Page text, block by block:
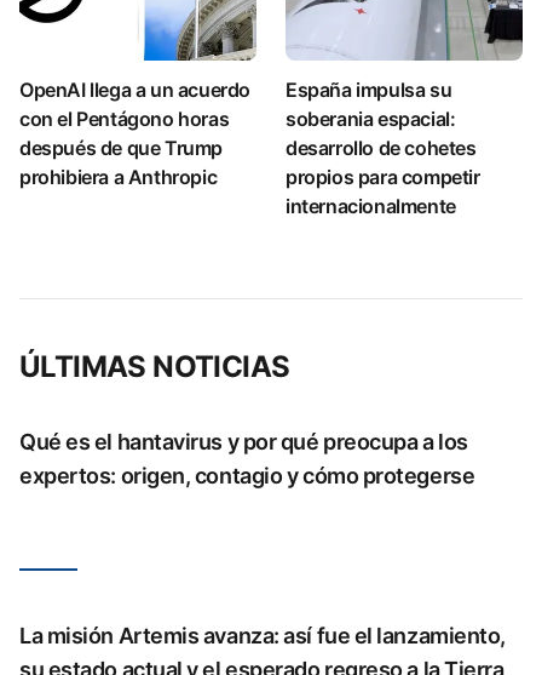
OpenAI llega a un acuerdo
con el Pentágono horas
después de que Trump
prohibiera a Anthropic
España impulsa su
soberania espacial:
desarrollo de cohetes
propios para competir
internacionalmente
ÚLTIMAS NOTICIAS
Qué es el hantavirus y por qué preocupa a los
expertos: origen, contagio y cómo protegerse
La misión Artemis avanza: así fue el lanzamiento,
su estado actual y el esperado regreso a la Tierra